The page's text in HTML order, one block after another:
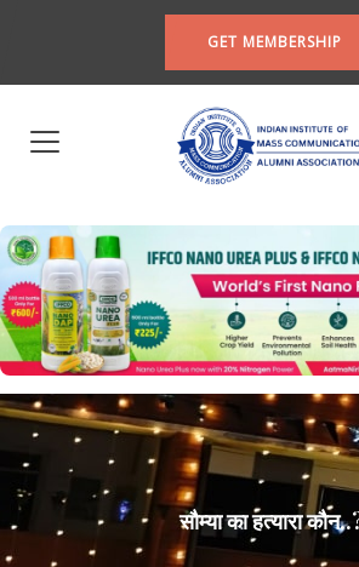
GET MEMBERSHIP
सौम्या का हत्यारा